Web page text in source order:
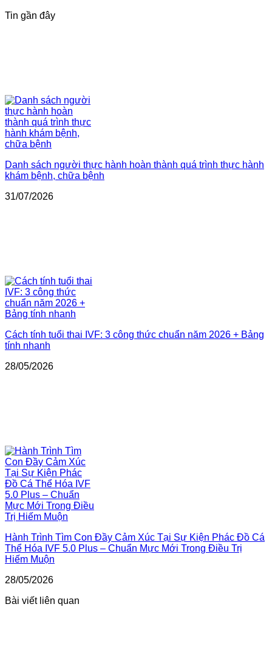
Tin gần đây
Danh sách người thực hành hoàn thành quá trình thực hành
khám bệnh, chữa bệnh
31/07/2026
Cách tính tuổi thai IVF: 3 công thức chuẩn năm 2026 + Bảng
tính nhanh
28/05/2026
Hành Trình Tìm Con Đầy Cảm Xúc Tại Sự Kiện Phác Đồ Cá
Thể Hóa IVF 5.0 Plus – Chuẩn Mực Mới Trong Điều Trị
Hiếm Muộn
28/05/2026
Bài viết liên quan